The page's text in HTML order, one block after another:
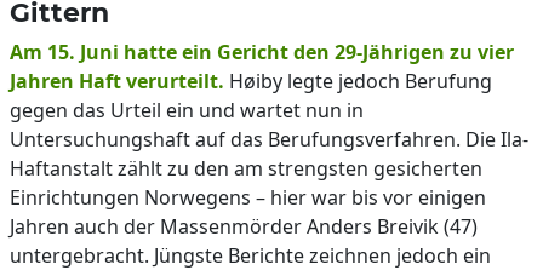
Gittern
Am 15. Juni hatte ein Gericht den 29-Jährigen zu vier
Jahren Haft verurteilt. Høiby legte jedoch Berufung
gegen das Urteil ein und wartet nun in
Untersuchungshaft auf das Berufungsverfahren. Die Ila-
Haftanstalt zählt zu den am strengsten gesicherten
Einrichtungen Norwegens – hier war bis vor einigen
Jahren auch der Massenmörder Anders Breivik (47)
untergebracht. Jüngste Berichte zeichnen jedoch ein